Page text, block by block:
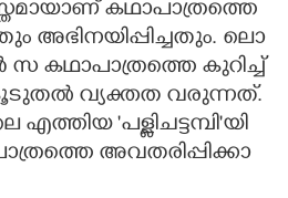
​ക​ഥാ​പാ​ത്ര​ത്തെ​
​അ​ഭി​ന​യി​പ്പി​ച്ച​തും.​ ​ലൊ​
​ക​ഥാ​പാ​ത്ര​ത്തെ​ ​കു​റി​ച്ച്
​വ്യ​ക്ത​ത​ ​വ​രു​ന്ന​ത്.​
​'പ​ള്ളി​ച​ട്ട​മ്പി​"യി​
​അ​വ​ത​രി​പ്പി​ക്കാ​